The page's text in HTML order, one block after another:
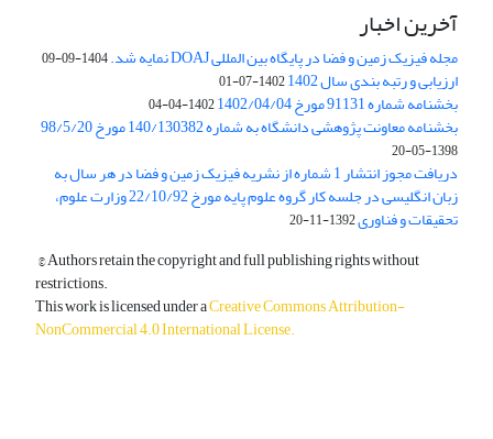
آخرین اخبار
مجله فیزیک زمین و فضا در پایگاه بین المللی DOAJ نمایه شد. 1404-09-09
ارزیابی و رتبه بندی سال 1402 1402-07-01
بخشنامه شماره 91131 مورخ 1402/04/04 1402-04-04
بخشنامه معاونت پژوهشی دانشگاه به شماره 140/130382 مورخ 98/5/20
1398-05-20
دریافت مجوز انتشار 1 شماره از نشریه فیزیک زمین و فضا در هر سال به
زبان انگلیسی در جلسه کار گروه علوم پایه مورخ 22/10/92 وزارت علوم،
تحقیقات و فناوری1392-11-20
© Authors retain the copyright and full publishing rights without
restrictions.
This work is licensed under aCreative Commons Attribution-
NonCommercial 4.0 International License.